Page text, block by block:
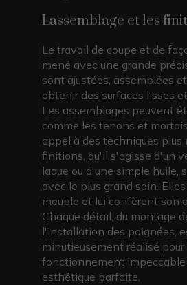
L'assemblage et les
Le travail de coupe et de
mené avec une grande
sont ajustées, assemblées
obtenir des surfaces lisses
Les assemblages peuvent
comme les tenons et
appel à des techniques plus
finitions, qu'il s'agisse d'un
laque ou d'une simple huile,
avec le plus grand soin.
meuble et lui confèrent son
Chaque détail, du montage
l'installation des poignées,
minutieusement réalisé
fonctionnement impeccable
esthétique parfaite.